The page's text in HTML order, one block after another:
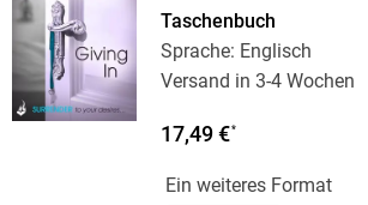
Taschenbuch
Sprache: Englisch
Versand in 3-4 Wochen
17,49 €*
Ein weiteres Format